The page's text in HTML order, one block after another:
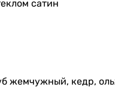
сатин
жемчужный, кедр,